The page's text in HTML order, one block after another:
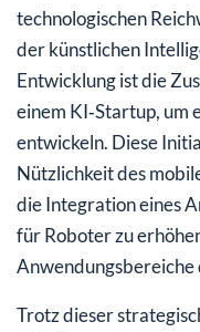
technologischen
der künstlichen
Entwicklung ist die
einem KI‑Startup, um
entwickeln. Diese
Nützlichkeit des
die Integration eines
für Roboter zu
Trotz dieser